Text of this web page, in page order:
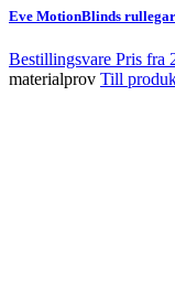
Eve MotionBlinds
Bestillingsvare Pris fra
materialprov Till